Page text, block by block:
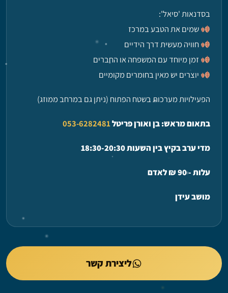
בסדנאות 'סיאל':
שמים את הטבע במרכז
חוויה מעשית דרך הידיים
זמן מיוחד עם המשפחה או החברים
יוצרים יש מאין בחומרים מקומיים
הפעילויות מערכות בשטח הפתוח (ניתן גם במרחב ממוזג)
בתאום מראש: בן ואורן פריטל053-6282481
מדי ערב בקיץ בין השעות 18:30-20:30
עלות - 90 ₪ לאדם
מושב עידן
ליצירת קשר